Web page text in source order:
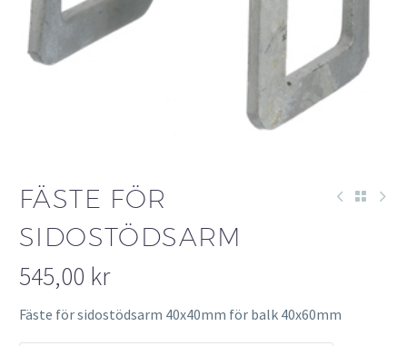
FÄSTE FÖR
SIDOSTÖDSARM
545,00 kr
Fäste för sidostödsarm 40x40mm för balk 40x60mm